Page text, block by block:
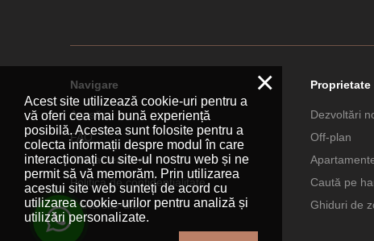
Navigare
Acasă
FAQ
Contactează-ne
Politica de confidențialitate
Harta site-ului
Dezvoltări
Off-plan
Caută pe
Ghiduri de
×
Acest site utilizează cookie-uri pentru a
vă oferi cea mai bună experiență
posibilă. Acestea sunt folosite pentru a
colecta informații despre modul în care
interacționați cu site-ul nostru web și ne
permit să vă memorăm. Prin utilizarea
acestui site web sunteți de acord cu
utilizarea cookie-urilor pentru analiză și
utilizări personalizate.